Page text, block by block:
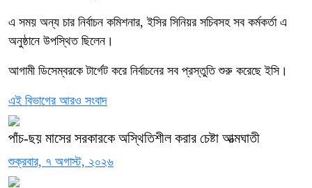
এ সময় অন্য চার নির্বাচন কমিশনার, ইসির সিনিয়র সচিবসহ সব কর্মকর্তা এ
অনুষ্ঠানে উপস্থিত ছিলেন।
আগামী ডিসেম্বরকে টার্গেট করে নির্বাচনের সব প্রস্তুতি শুরু করেছে ইসি।
এই বিভাগের আরও সংবাদ
পাঁচ-ছয় মাসের সরকারকে অস্থিতিশীল করার চেষ্টা আত্মঘাতী
শুক্রবার, ৭ অগাস্ট, ২০২৬